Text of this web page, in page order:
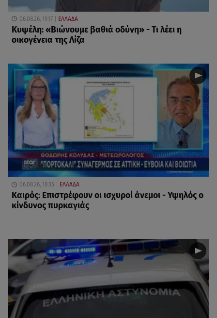
06.08.26, 19:17 ΕΛΛΑΔΑ
Κυψέλη: «Βιώνουμε βαθιά οδύνη» - Τι λέει η
οικογένεια της Λίζα
06.08.26, 18:35 ΕΛΛΑΔΑ
Καιρός: Επιστρέφουν οι ισχυροί άνεμοι - Υψηλός ο
κίνδυνος πυρκαγιάς